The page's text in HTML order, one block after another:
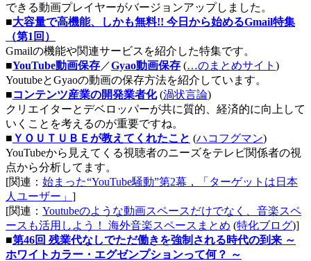
できる動画プレイヤーがバージョンアップしました。
■大容量で高機能、しかも無料!! 今日から始めるGmail特集
（第1回）
Gmailの機能や関連サービスを紹介した特集です。
■YouTube動画保存／Gyao動画保存 (…のまとめサイト )
YoutubeとGyaoの動画の保存方法を紹介しています。
■コンテンツ産業の開発業者化(渦状言論)
クリエイターとデベロッパーが共に質的、経済的に向上して
いくことを考えるのが重要ですね。
■ ＹＯＵＴＵＢＥが教えてくれたこと (ハコフグマン)
YouTubeから見えてくる視聴者のニーズをテレビ関係者の視
点から分析してます。
[関連： 始まった“YouTube騒動”第2幕，「ターゲットは日本
人ユーザー」 ]
[関連： Youtubeのような動画スペースだけでなく、音楽スペ
ースも活用しよう！ 海外音楽スペースまとめ (特化ブログ)]
■第46回 残業代なしでただ働きを強制される時代の到来 ～
ホワイトカラー・エグゼンプションって何？ ～